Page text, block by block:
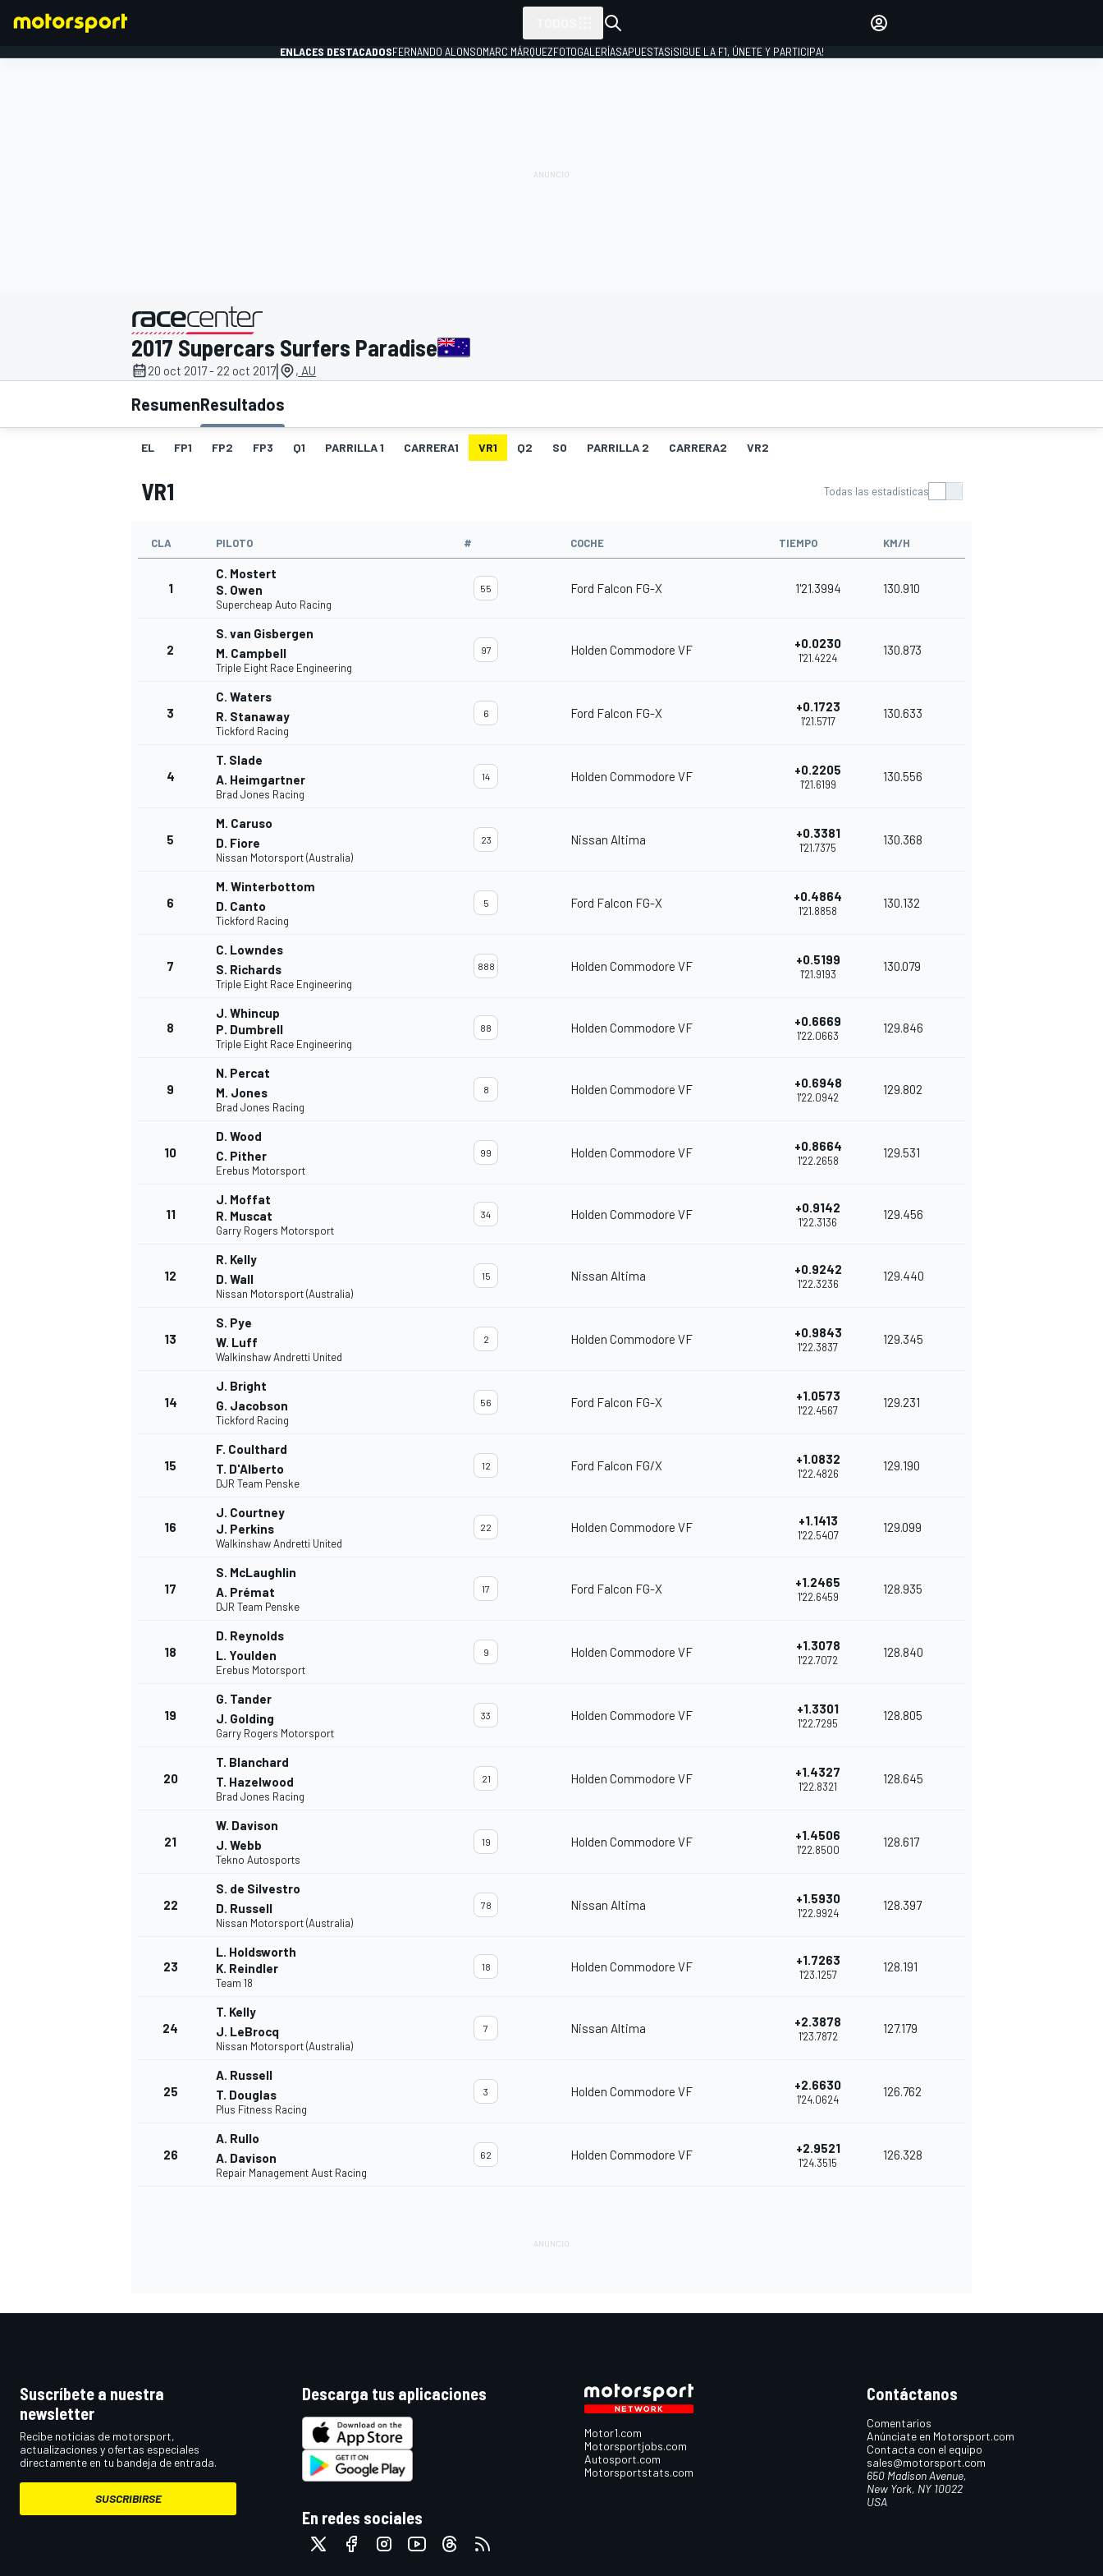
INDYCAR
ENLACES DESTACADOSFERNANDO ALONSOMARC MÁRQUEZFOTOGALERÍASAPUESTAS¡SIGUE LA F1, ÚNETE Y PARTICIPA!
2017 Supercars Surfers Paradise
20 oct 2017 - 22 oct 2017| , AU
ResumenResultados
EL FP1 FP2 FP3 Q1 PARRILLA 1 CARRERA1 VR1 Q2 SO PARRILLA 2 CARRERA2 VR2
VR1 Todas las estadísticas
CLA PILOTO # COCHE TIEMPO KM/H
1
C. Mostert
S. Owen
Supercheap Auto Racing
55 Ford Falcon FG-X 1'21.3994 130.910
2
S. van Gisbergen
M. Campbell
Triple Eight Race Engineering
97 Holden Commodore VF +0.0230
1'21.4224
130.873
3
C. Waters
R. Stanaway
Tickford Racing
6 Ford Falcon FG-X +0.1723
1'21.5717
130.633
4
T. Slade
A. Heimgartner
Brad Jones Racing
14 Holden Commodore VF +0.2205
1'21.6199
130.556
5
M. Caruso
D. Fiore
Nissan Motorsport (Australia)
23 Nissan Altima +0.3381
1'21.7375
130.368
6
M. Winterbottom
D. Canto
Tickford Racing
5 Ford Falcon FG-X +0.4864
1'21.8858
130.132
7
C. Lowndes
S. Richards
Triple Eight Race Engineering
888 Holden Commodore VF +0.5199
1'21.9193
130.079
8
J. Whincup
P. Dumbrell
Triple Eight Race Engineering
88 Holden Commodore VF +0.6669
1'22.0663
129.846
9
N. Percat
M. Jones
Brad Jones Racing
8 Holden Commodore VF +0.6948
1'22.0942
129.802
10
D. Wood
C. Pither
Erebus Motorsport
99 Holden Commodore VF +0.8664
1'22.2658
129.531
11
J. Moffat
R. Muscat
Garry Rogers Motorsport
34 Holden Commodore VF +0.9142
1'22.3136
129.456
12
R. Kelly
D. Wall
Nissan Motorsport (Australia)
15 Nissan Altima +0.9242
1'22.3236
129.440
13
S. Pye
W. Luff
Walkinshaw Andretti United
2 Holden Commodore VF +0.9843
1'22.3837
129.345
14
J. Bright
G. Jacobson
Tickford Racing
56 Ford Falcon FG-X +1.0573
1'22.4567
129.231
15
F. Coulthard
T. D'Alberto
DJR Team Penske
12 Ford Falcon FG/X +1.0832
1'22.4826
129.190
16
J. Courtney
J. Perkins
Walkinshaw Andretti United
22 Holden Commodore VF +1.1413
1'22.5407
129.099
17
S. McLaughlin
A. Prémat
DJR Team Penske
17 Ford Falcon FG-X +1.2465
1'22.6459
128.935
18
D. Reynolds
L. Youlden
Erebus Motorsport
9 Holden Commodore VF +1.3078
1'22.7072
128.840
19
G. Tander
J. Golding
Garry Rogers Motorsport
33 Holden Commodore VF +1.3301
1'22.7295
128.805
20
T. Blanchard
T. Hazelwood
Brad Jones Racing
21 Holden Commodore VF +1.4327
1'22.8321
128.645
21
W. Davison
J. Webb
Tekno Autosports
19 Holden Commodore VF +1.4506
1'22.8500
128.617
22
S. de Silvestro
D. Russell
Nissan Motorsport (Australia)
78 Nissan Altima +1.5930
1'22.9924
128.397
23
L. Holdsworth
K. Reindler
Team 18
18 Holden Commodore VF +1.7263
1'23.1257
128.191
24
T. Kelly
J. LeBrocq
Nissan Motorsport (Australia)
7 Nissan Altima +2.3878
1'23.7872
127.179
25
A. Russell
T. Douglas
Plus Fitness Racing
3 Holden Commodore VF +2.6630
1'24.0624
126.762
26
A. Rullo
A. Davison
Repair Management Aust Racing
62 Holden Commodore VF +2.9521
1'24.3515
126.328
Suscríbete a nuestra
newsletter
Recibe noticias de motorsport,
actualizaciones y ofertas especiales
directamente en tu bandeja de entrada.
SUSCRIBIRSE
Descarga tus aplicaciones
En redes sociales
Motor1.com
Motorsportjobs.com
Autosport.com
Motorsportstats.com
Contáctanos
Comentarios
Anúnciate en Motorsport.com
Contacta con el equipo
sales@motorsport.com
650 Madison Avenue,
New York, NY 10022
USA